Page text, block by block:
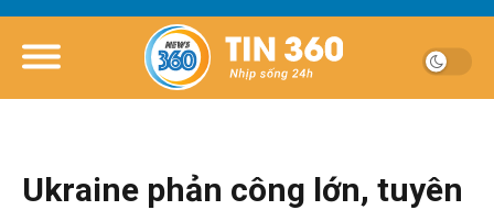
Ukraine phản công lớn, tuyên